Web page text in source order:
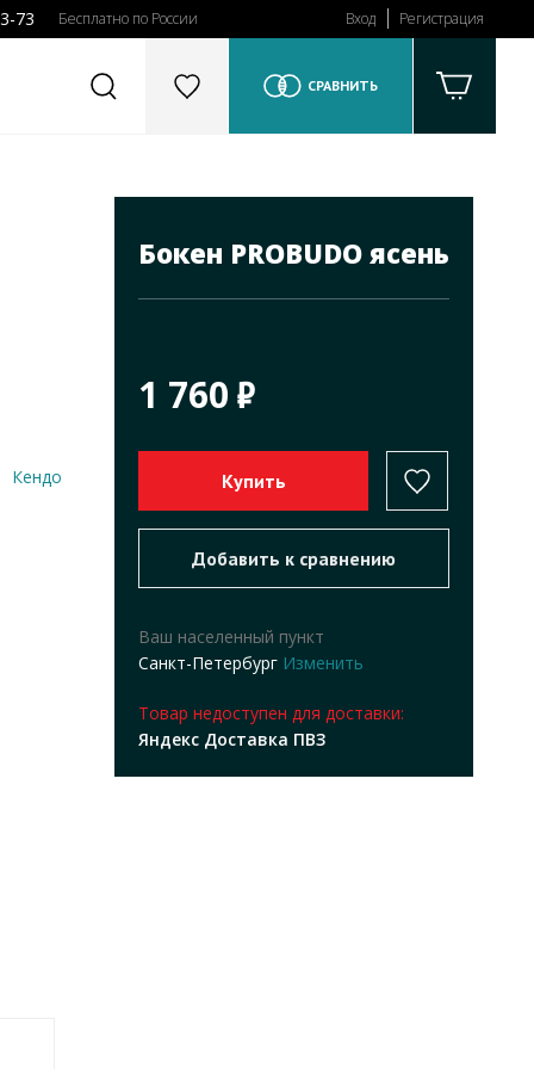
73 Бесплатно по России Вход Регистрация
СРАВНИТЬ
Кендо
Бокен PROBUDO ясень
1 760
Ваш населенный пункт
Санкт-Петербург Изменить
Товар недоступен для доставки:
Яндекс Доставка ПВЗ